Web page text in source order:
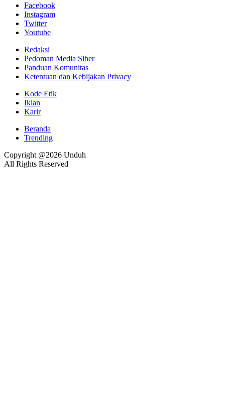
Facebook
Instagram
Twitter
Youtube
Redaksi
Pedoman Media Siber
Panduan Komunitas
Ketentuan dan Kebijakan Privacy
Kode Etik
Iklan
Karir
Beranda
Trending
Copyright @2026 Unduh
All Rights Reserved